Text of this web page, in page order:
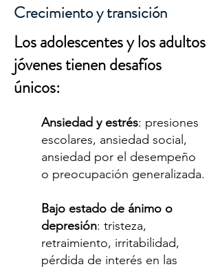
Crecimiento y transición
Los adolescentes y los adultos
jóvenes tienen desafíos
únicos:
Ansiedad y estrés: presiones
escolares, ansiedad social,
ansiedad por el desempeño
o preocupación generalizada.
Bajo estado de ánimo o
depresión: tristeza,
retraimiento, irritabilidad,
pérdida de interés en las